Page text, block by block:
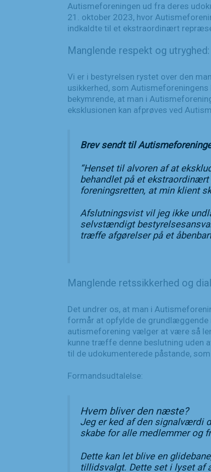
Autismeforeningen ud fra deres
21. oktober 2023, hvor
indkaldte til et ekstraordinært
Manglende respekt og
Vi er i bestyrelsen rystet over den
usikkerhed, som
bekymrende, at man i
eksklusionen kan afprøves ved
Brev sendt til
“Henset til alvoren af at
behandlet på et
foreningsretten, at min klient
Afslutningsvist vil jeg ikke
selvstændigt
træffe afgørelser på et
Manglende retssikkerhed og
Det undrer os, at man i
formår at opfylde de grundlæggende
autismeforening vælger at være så
kunne træffe denne beslutning uden
til de udokumenterede påstande,
Formandsudtalelse:
Hvem bliver den næste?
Jeg er ked af den signalværdi
skabe for alle medlemmer og
Dette kan let blive en
tillidsvalgt. Dette set i lyset af